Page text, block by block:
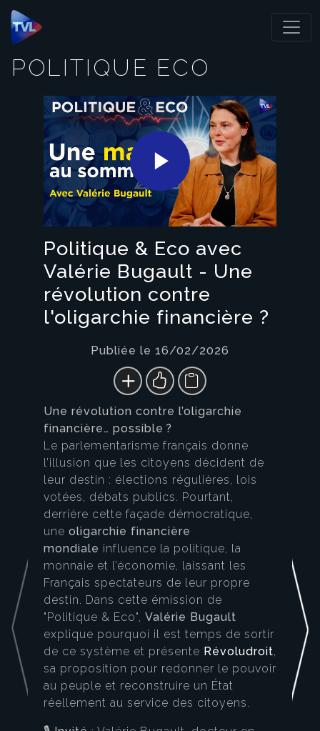
Panneau de gestion des cookies
POLITIQUE ECO
Play
Video
Politique & Eco avec
Valérie Bugault - Une
révolution contre
l'oligarchie financière ?
Publiée le 16/02/2026
Une révolution contre l’oligarchie
financière… possible ?
Le parlementarisme français donne
l’illusion que les citoyens décident de
leur destin : élections régulières, lois
votées, débats publics. Pourtant,
derrière cette façade démocratique,
une oligarchie financière
mondiale influence la politique, la
monnaie et l’économie, laissant les
Français spectateurs de leur propre
destin. Dans cette émission de
"Politique & Eco", Valérie Bugault
explique pourquoi il est temps de sortir
de ce système et présente Révoludroit,
sa proposition pour redonner le pouvoir
au peuple et reconstruire un État
réellement au service des citoyens.